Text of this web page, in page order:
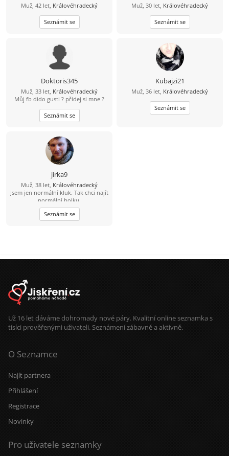
Muž, 42 let, Královéhradecký
Seznámit se
Muž, 30 let, Královéhradecký
Seznámit se
Doktoris345
Muž, 33 let, Královéhradecký
Můj fb dido gusti ? přidej si mne ?
Seznámit se
Kubajzi21
Muž, 36 let, Královéhradecký
Seznámit se
jirka9
Muž, 38 let, Královéhradecký
Jsem jen normální kluk. Tak chci najít
normální holku.
Seznámit se
Už 16 let dáváme dohromady nové páry. Kvalitní online seznamka s
tisíci prověřenými uživateli. Seznámení zábavně a aktivně.
O Seznamce
Najít partnera
Přihlášení
Registrace
Novinky
Pro uživatele seznamky